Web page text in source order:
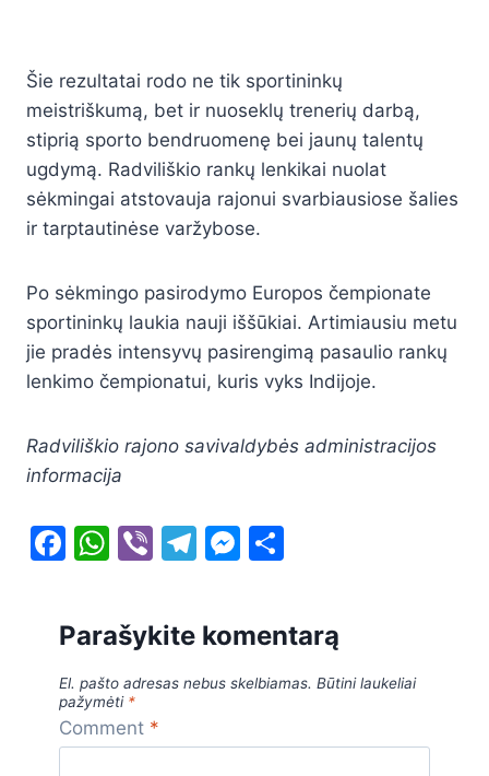
Šie rezultatai rodo ne tik sportininkų
meistriškumą, bet ir nuoseklų trenerių darbą,
stiprią sporto bendruomenę bei jaunų talentų
ugdymą. Radviliškio rankų lenkikai nuolat
sėkmingai atstovauja rajonui svarbiausiose šalies
ir tarptautinėse varžybose.
Po sėkmingo pasirodymo Europos čempionate
sportininkų laukia nauji iššūkiai. Artimiausiu metu
jie pradės intensyvų pasirengimą pasaulio rankų
lenkimo čempionatui, kuris vyks Indijoje.
Radviliškio rajono savivaldybės administracijos
informacija
F
e
b
o
o
W
at
s
A
p
p
Vi
er
T
gr
a
M
s
e
g
e
Parašykite komentarą
El. pašto adresas nebus skelbiamas. Būtini laukeliai
pažymėti *
Comment *